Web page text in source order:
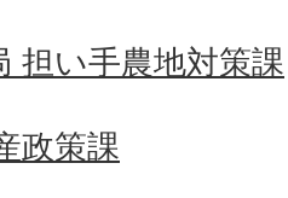
担い手農地対策課
政策課